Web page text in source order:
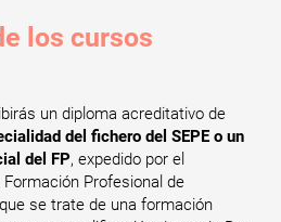
los cursos
un diploma acreditativo de
del fichero del SEPE o un
del FP, expedido por el
Profesional de
se trate de una formación